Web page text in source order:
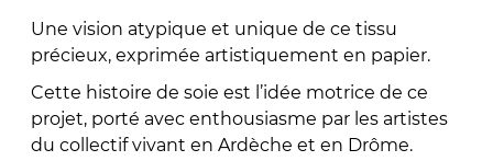
Une vision atypique et unique de ce tissu
précieux, exprimée artistiquement en papier.
Cette histoire de soie est l’idée motrice de ce
projet, porté avec enthousiasme par les artistes
du collectif vivant en Ardèche et en Drôme.